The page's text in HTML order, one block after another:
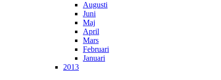
Augusti
Juni
Maj
April
Mars
Februari
Januari
2013